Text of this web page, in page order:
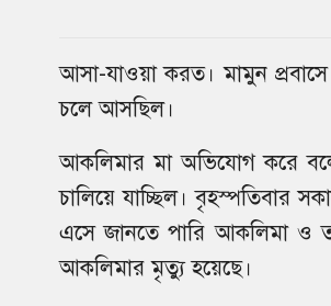
আসা-যাওয়া করত। মামুন
চলে আসছিল।
আকলিমার মা অভিযোগ করে
চালিয়ে যাচ্ছিল। বৃহস্পতিবার
এসে জানতে পারি আকলিমা ও
আকলিমার মৃত্যু হয়েছে।